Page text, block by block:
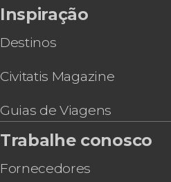
Inspiração
Destinos
Civitatis Magazine
Guias de Viagens
Trabalhe conosco
Fornecedores